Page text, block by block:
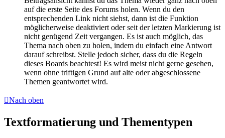
auf die erste Seite des Forums holen. Wenn du den
entsprechenden Link nicht siehst, dann ist die Funktion
möglicherweise deaktiviert oder seit der letzten Markierung ist
nicht genügend Zeit vergangen. Es ist auch möglich, das
Thema nach oben zu holen, indem du einfach eine Antwort
darauf schreibst. Stelle jedoch sicher, dass du die Regeln
dieses Boards beachtest! Es wird meist nicht gerne gesehen,
wenn ohne triftigen Grund auf alte oder abgeschlossene
Themen geantwortet wird.
Nach oben
Textformatierung und Thementypen